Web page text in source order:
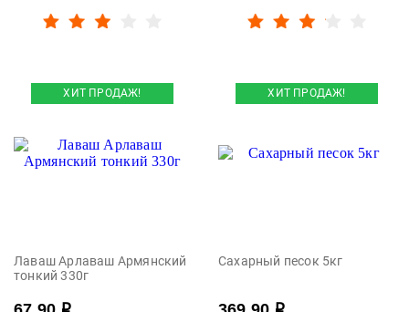
ХИТ ПРОДАЖ!
Лаваш Арлаваш Армянский
тонкий 330г
ХИТ ПРОДАЖ!
Сахарный песок 5кг